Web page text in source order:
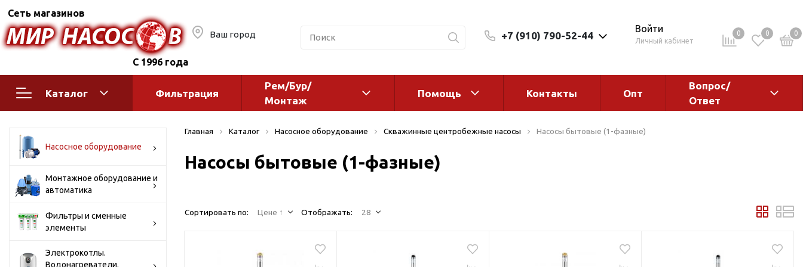
Сеть магазинов
С 1996 года
Ваш город +7 (910) 790-52-44
Войти
Личный кабинет
0 0 0
Каталог
Поверхностные насосы
Бытовые
Горизонтальные
многоступенчатые
многоступенчатые
моноблочные
Полив
водоснабжения
Оголовки и адаптеры
Комплектующие
Магистральные фильтры
Стабилизаторы
Фильтрация
Рем/Бур/
Монтаж
Помощь Контакты Опт
Вопрос/
Ответ
Насосное оборудование
Монтажное оборудование и
автоматика
Фильтры и сменные
элементы
Электрокотлы.
Водонагреватели.
Главная Каталог Насосное оборудование Скважинные центробежные насосы Насосы бытовые (1-фазные)
Насосы бытовые (1-фазные)
Сортировать по: Цене ↑ Отображать: 28